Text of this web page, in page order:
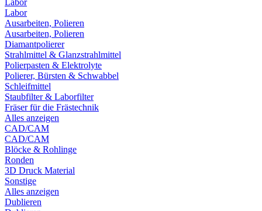
Labor
Labor
Ausarbeiten, Polieren
Ausarbeiten, Polieren
Diamantpolierer
Strahlmittel & Glanzstrahlmittel
Polierpasten & Elektrolyte
Polierer, Bürsten & Schwabbel
Schleifmittel
Staubfilter & Laborfilter
Fräser für die Frästechnik
Alles anzeigen
CAD/CAM
CAD/CAM
Blöcke & Rohlinge
Ronden
3D Druck Material
Sonstige
Alles anzeigen
Dublieren